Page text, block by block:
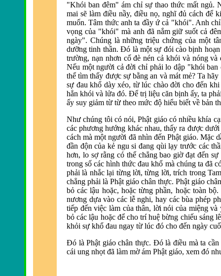
"Khói ban đêm" ám chỉ sự thao thức mất ngủ.
mai sẽ làm điều nầy, điều nọ, nghĩ đủ cách để
muốn. Tâm thức anh ta đầy ứ cả "khói". Anh
vọng của "khói" mà anh đã nắm giữ suốt cảđ
ngày". Chúng là những triệu chứng của một
dưỡng tinh thần. Đó là một sự đói cào bịnh
trường, nạn nhơn cốđè nén cả khói và nóng và
Nếu một người cảđời chỉ phải lo dập "khói ban
thể tìm thấy được sự bằng an và mát mẻ? Ta
sự đau khổ dày xéo, từ lúc chàođời cho đến
hẳn khói và lửa đó. Để trị liệu căn bịnh ấy, ta
ấy suy giảm từ từ theo mức độ hiểu biết về bản
Như chúng tôi có nói, Phật giáo có nhiều khía
các phương hướng khác nhau, thấy ra được dưới
cách mà một người đã nhìn đến Phật giáo. Mặc
đần độn của kẻ ngu si đang qùi lạy trước các
hơn, lo sợ rằng có thể chẳng bao giờđạt đến
trong số các hình thứcđau khổ mà chúng ta đã
phải là nhắc lại từng lời, từng lời, trích trong
chẳng phải là Phật giáo chân thực. Phật giáo
bỏ các lậu hoặc, hoặc từng phần, hoặc toàn
nương dựa vào các lễ nghi, hay các bùa phép
tiếp đến việc làm của thân, lời nói của miệng
bỏ các lậu hoặc để cho trí huệ bừng chiếu sáng l
khỏi sự khổ đau ngay từ lúc đó cho đến ngày
Đó là Phật giáo chân thực. Đó là điều mà ta
cái ung nhọt đã làm mờ ám Phật giáo, xem đó